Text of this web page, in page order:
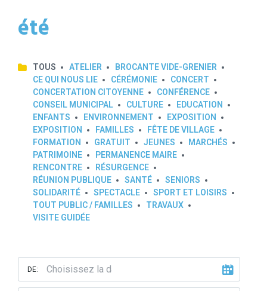
été
TOUS ATELIER
BROCANTE VIDE-GRENIER
CE QUI NOUS LIE
CÉRÉMONIE
CONCERT
CONCERTATION CITOYENNE
CONFÉRENCE
CONSEIL MUNICIPAL
CULTURE
EDUCATION
ENFANTS
ENVIRONNEMENT
EXPOSITION
EXPOSITION
FAMILLES
FÊTE DE VILLAGE
FORMATION
GRATUIT JEUNES
MARCHÉS
PATRIMOINE
PERMANENCE MAIRE
RENCONTRE
RÉSURGENCE
RÉUNION PUBLIQUE
SANTÉ
SENIORS
SOLIDARITÉ
SPECTACLE
SPORT ET LOISIRS
TOUT PUBLIC / FAMILLES
TRAVAUX
VISITE GUIDÉE
DE: